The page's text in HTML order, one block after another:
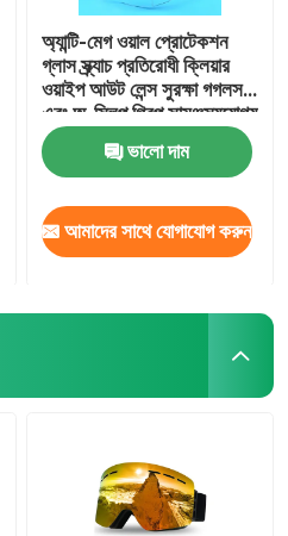
অ্যান্টি-মেগ ওয়াল প্রোটেকশন
গ্লাস স্ক্র্যাচ প্রতিরোধী ক্লিয়ার
ওয়াইপ আউট লেন্স সুরক্ষা গগলস
এবং অ-স্লিপ গ্রিপ সামঞ্জস্যযোগ্য
মন্দির ল্যাব গগলস
ভালো দাম
আমাদের সাথে যোগাযোগ করুন